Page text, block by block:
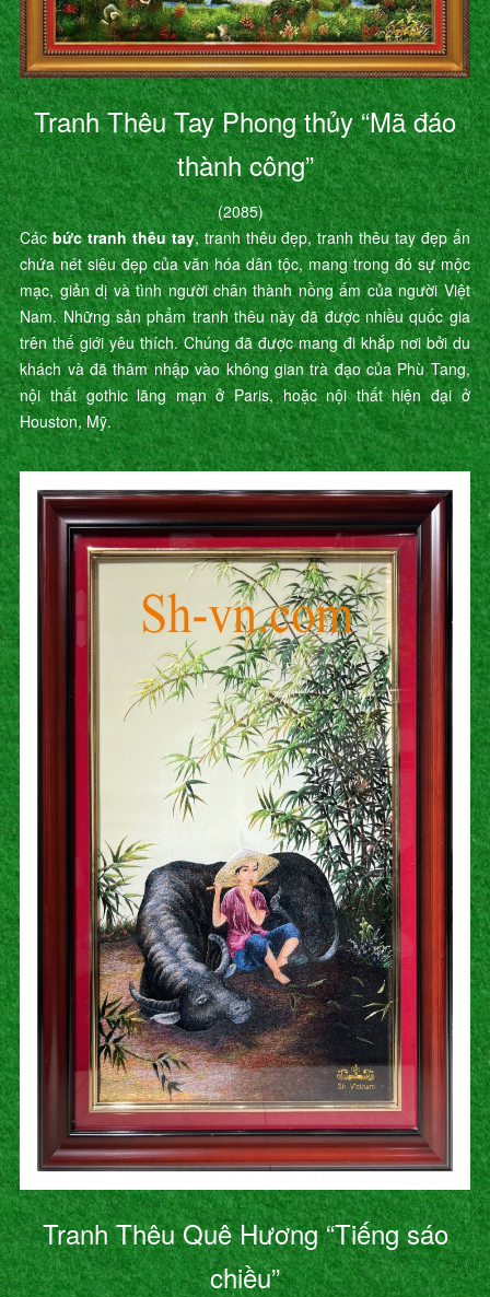
Tranh Thêu Tay Phong thủy “Mã đáo
thành công”
(2085)
Cácbức tranh thêu tay, tranh thêu đẹp, tranh thêu tay đẹp ẩn
chứa nét siêu đẹp của văn hóa dân tộc, mang trong đó sự mộc
mạc, giản dị và tình người chân thành nồng ấm của người Việt
Nam. Những sản phẩm tranh thêu này đã được nhiều quốc gia
trên thế giới yêu thích. Chúng đã được mang đi khắp nơi bởi du
khách và đã thâm nhập vào không gian trà đạo của Phù Tang,
nội thất gothic lãng mạn ở Paris, hoặc nội thất hiện đại ở
Houston, Mỹ.
Tranh Thêu Quê Hương “Tiếng sáo
chiều”